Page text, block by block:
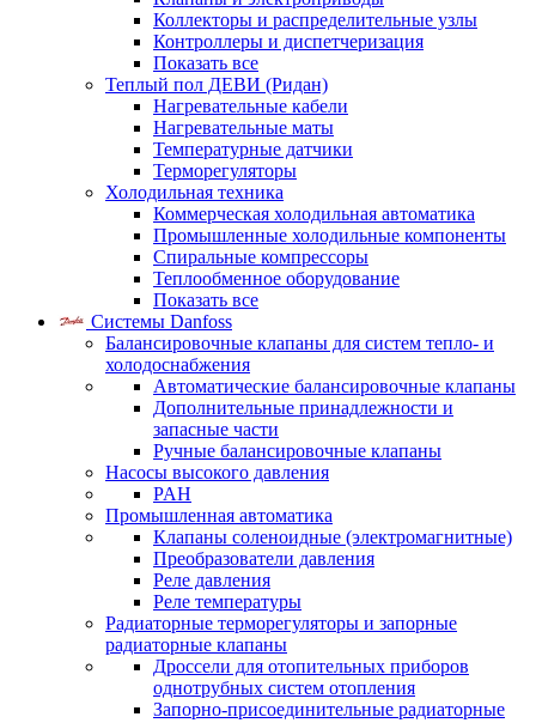
Коллекторы и распределительные узлы
Контроллеры и диспетчеризация
Показать все
Теплый пол ДЕВИ (Ридан)
Нагревательные кабели
Нагревательные маты
Температурные датчики
Терморегуляторы
Холодильная техника
Коммерческая холодильная автоматика
Промышленные холодильные компоненты
Спиральные компрессоры
Теплообменное оборудование
Показать все
Системы Danfoss
Балансировочные клапаны для систем тепло- и
холодоснабжения
Автоматические балансировочные клапаны
Дополнительные принадлежности и
запасные части
Ручные балансировочные клапаны
Насосы высокого давления
PAH
Промышленная автоматика
Клапаны соленоидные (электромагнитные)
Преобразователи давления
Реле давления
Реле температуры
Радиаторные терморегуляторы и запорные
радиаторные клапаны
Дроссели для отопительных приборов
однотрубных систем отопления
Запорно-присоединительные радиаторные